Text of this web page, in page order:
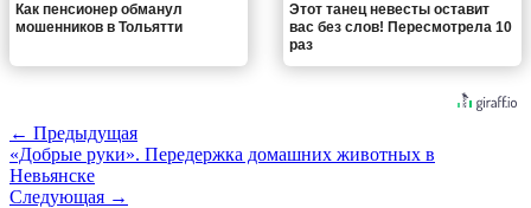
Как пенсионер обманул
мошенников в Тольятти
Этот танец невесты оставит
вас без слов! Пересмотрела 10
раз
← Предыдущая
«Добрые руки». Передержка домашних животных в
Невьянске
Следующая →